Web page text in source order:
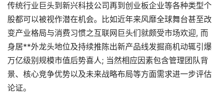
传统行业巨头到新兴科技公司再到创业板企业等各种类型个
股都可以被视作潜在机会。比如近年来风靡全球舞台甚至改
变产业格局与消费习惯之互联网巨头们就颇受市场欢迎, 而
身居**外龙头地位及持续推陈出新产品线发掘商机动辄引爆
万亿级别规模市值后势喜人; 当然相应因素包含管理团队背
景、核心竞争优势以及未来战略布局等方面需求进一步评估
论证。